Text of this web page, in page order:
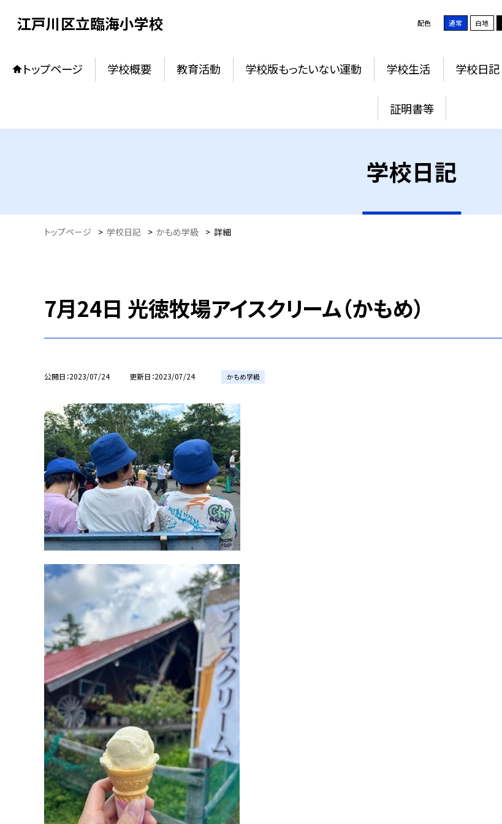
江戸川区立臨海小学校 配色 通常 白地
トップページ 学校概要 教育活動 学校版もったいない運動 学校生活 学校日記
証明書等
学校日記
トップページ > 学校日記 > かもめ学級 > 詳細
7月24日 光徳牧場アイスクリーム（かもめ）
公開日 2023/07/24 更新日 2023/07/24 かもめ学級